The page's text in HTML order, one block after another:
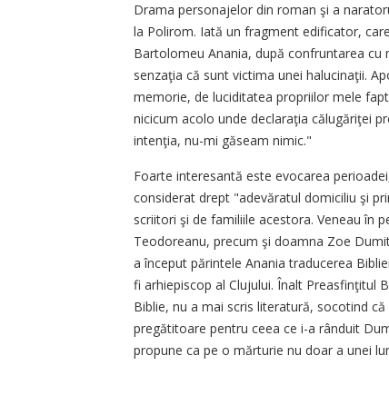
Drama personajelor din roman şi a
la Polirom. Iată un fragment edificator,
Bartolomeu Anania, după confruntarea
senzaţia că sunt victima unei halucinaţii.
memorie, de luciditatea propriilor mele
nicicum acolo unde declaraţia călugăriţei
intenţia, nu-mi găseam nimic."
Foarte interesantă este evocarea
considerat drept "adevăratul domiciliu şi
scriitori şi de familiile acestora. Veneau în
Teodoreanu, precum şi doamna Zoe
a început părintele Anania traducerea
fi arhiepiscop al Clujului. Înalt Preasfinţitul
Biblie, nu a mai scris literatură, socotind
pregătitoare pentru ceea ce i-a rânduit
propune ca pe o mărturie nu doar a unei